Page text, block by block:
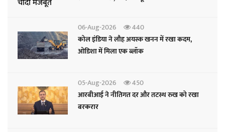
06-Aug-2026
440
कोल इंडिया ने लौह अयस्क खनन में रखा कदम,
ओडिशा में मिला एक ब्लॉक
05-Aug-2026
450
आरबीआई ने नीतिगत दर और तटस्थ रुख को रखा
बरकरार